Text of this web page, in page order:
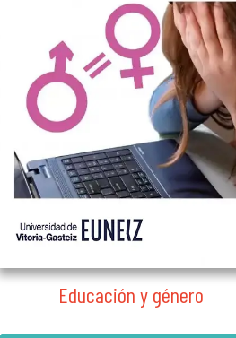
Educación y género